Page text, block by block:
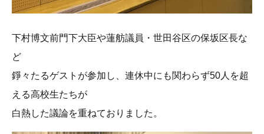
下村博文前門下大臣や蓮舫議員・世田谷区の保坂区長な
ど
錚々たるゲストが参加し、連休中にも関わらず50人を超
える高校生たちが
白熱した議論を重ねておりました。